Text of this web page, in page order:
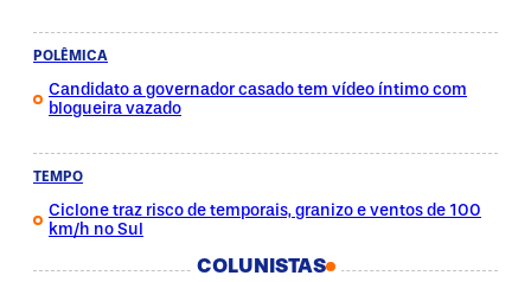
POLÊMICA
Candidato a governador casado tem vídeo íntimo com
blogueira vazado
TEMPO
Ciclone traz risco de temporais, granizo e ventos de 100
km/h no Sul
COLUNISTAS